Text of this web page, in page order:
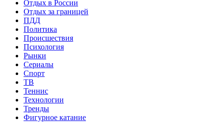
Отдых в России
Отдых за границей
ПДД
Политика
Происшествия
Психология
Рынки
Сериалы
Спорт
ТВ
Теннис
Технологии
Тренды
Фигурное катание